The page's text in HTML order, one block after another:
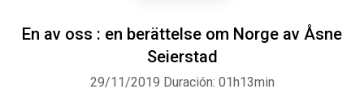
En av oss : en berättelse om Norge av Åsne
Seierstad
29/11/2019 Duración: 01h13min